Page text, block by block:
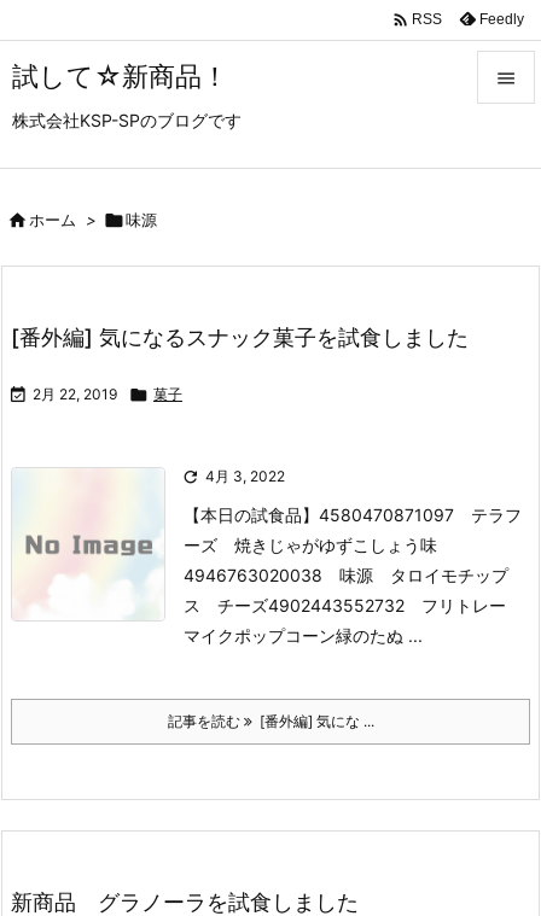
試して☆新商品！
株式会社KSP-SPのブログです

 RSS Feedly
ホーム > 味源
[番外編] 気になるスナック菓子を試食しました
 2月 22, 2019  菓子
 4月 3, 2022
【本日の試食品】 4580470871097 テラフ
ーズ 焼きじゃがゆずこしょう味
4946763020038 味源 タロイモチップ
ス チーズ4902443552732 フリトレー
マイクポップコーン緑のたぬ ...
記事を読む [番外編] 気にな ...
新商品 グラノーラを試食しました